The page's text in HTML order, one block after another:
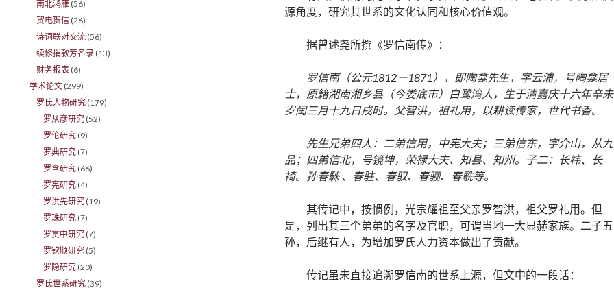
源角度，研究其世系的文化认同和核心价值观。
据曾述尧所撰《罗信南传》：
罗信南（公元1812－1871），即陶龛先生，字云浦，号陶龛居
士，原籍湖南湘乡县 （今娄底市） 白鹭湾人，生于清嘉庆十六年辛未
岁闰三月十九日戌时。父智洪，祖礼用，以耕读传家，世代书香。
先生兄弟四人：二弟信用，中宪大夫；三弟信东，字介山，从九
品；四弟信北，号镜坤，荣禄大夫、知县、知州。子二：长祎、长
裿。孙春騋 、春驻、春驭、春骊、春駪等。
其传记中，按惯例，光宗耀祖至父亲罗智洪，祖父罗礼用。但
是，列出其三个弟弟的名字及官职，可谓当地一大显赫家族。二子五
孙，后继有人，为增加罗氏人力资本做出了贡献。
传记虽未直接追溯罗信南的世系上源，但文中的一段话：
南北鸿雁 (56)
贺电贺信 (26)
诗词联对交流 (56)
续修捐款芳名录 (13)
财务报表 (6)
学术论文 (299)
罗氏人物研究 (179)
罗从彦研究 (52)
罗伦研究 (9)
罗典研究 (7)
罗含研究 (66)
罗宪研究 (4)
罗洪先研究 (19)
罗珠研究 (7)
罗贯中研究 (7)
罗钦顺研究 (5)
罗隐研究 (20)
罗氏世系研究 (39)